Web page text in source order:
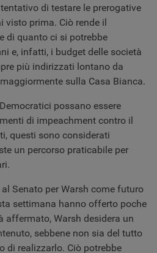
di testare le prerogative
prima. Ciò rende il
di quanto ci si potrebbe
e, infatti, i budget delle società
più indirizzati lontano da
sulla Casa Bianca.
possano essere
di impeachment contro il
questi sono considerati
un percorso praticabile per
Senato per Warsh come futuro
settimana hanno offerto poche
affermato, Warsh desidera un
sebbene non sia del tutto
di realizzarlo. Ciò potrebbe